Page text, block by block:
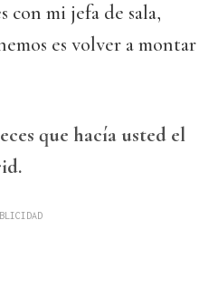
con mi jefa de sala,
es volver a montar
que hacía usted el